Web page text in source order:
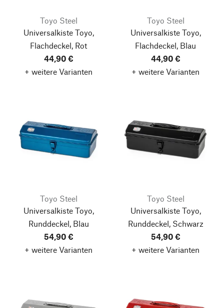
Toyo Steel
Universalkiste Toyo,
Flachdeckel, Rot
44,90 €
+ weitere Varianten
Toyo Steel
Universalkiste Toyo,
Flachdeckel, Blau
44,90 €
+ weitere Varianten
Toyo Steel
Universalkiste Toyo,
Runddeckel, Blau
54,90 €
+ weitere Varianten
Toyo Steel
Universalkiste Toyo,
Runddeckel, Schwarz
54,90 €
+ weitere Varianten